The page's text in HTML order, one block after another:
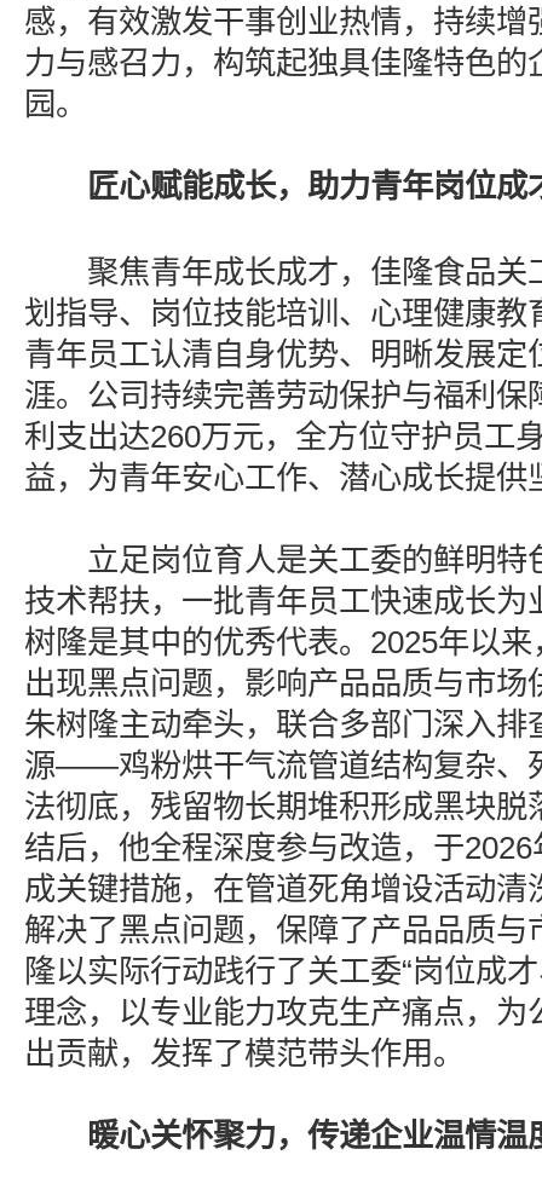
感，有效激发干事创业热情，持续增
力与感召力，构筑起独具佳隆特色的
园。
匠心赋能成长，助力青年岗位成
聚焦青年成长成才，佳隆食品关
划指导、岗位技能培训、心理健康教
青年员工认清自身优势、明晰发展定
涯。公司持续完善劳动保护与福利保
利支出达260万元，全方位守护员工
益，为青年安心工作、潜心成长提供
立足岗位育人是关工委的鲜明特
技术帮扶，一批青年员工快速成长为
树隆是其中的优秀代表。2025年以
出现黑点问题，影响产品品质与市场
朱树隆主动牵头，联合多部门深入排
源——鸡粉烘干气流管道结构复杂、
法彻底，残留物长期堆积形成黑块脱
结后，他全程深度参与改造，于
成关键措施，在管道死角增设活动清
解决了黑点问题，保障了产品品质与
隆以实际行动践行了关工委“岗位成
理念，以专业能力攻克生产痛点，为
出贡献，发挥了模范带头作用。
暖心关怀聚力，传递企业温情温